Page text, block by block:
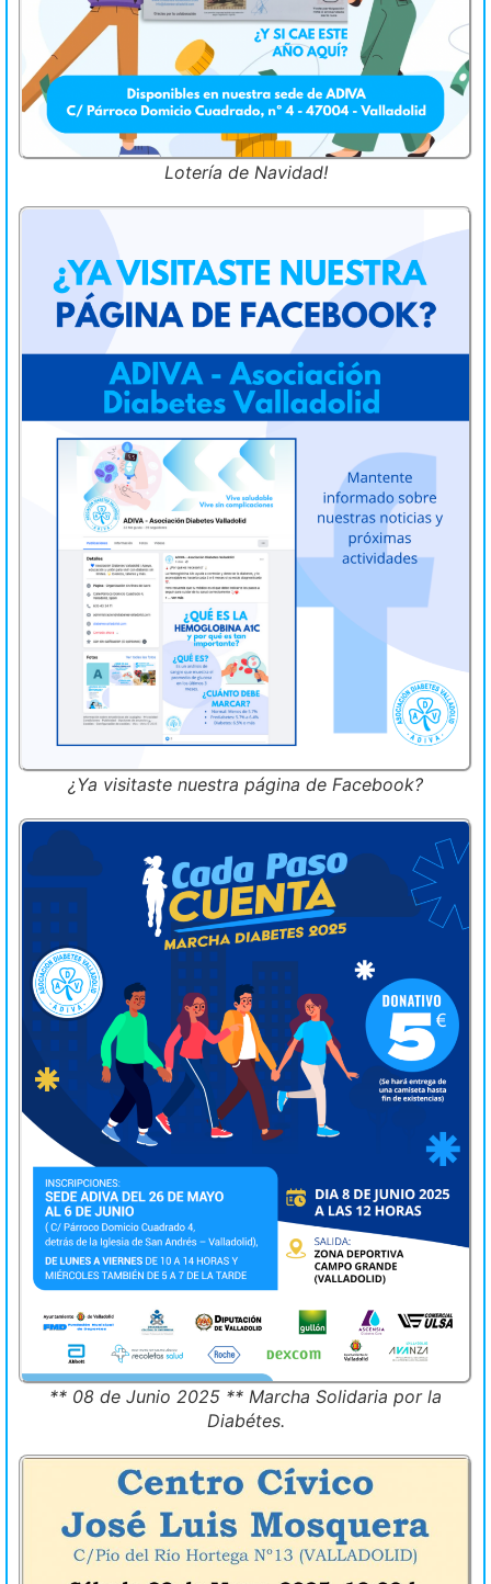
Lotería de Navidad!
¿Ya visitaste nuestra página de Facebook?
** 08 de Junio 2025 ** Marcha Solidaria por la
Diabétes.